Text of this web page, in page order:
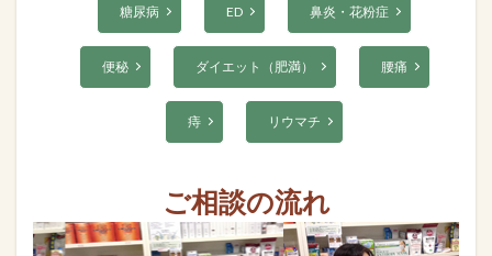
糖尿病 ED 鼻炎・花粉症
便秘 ダイエット（肥満） 腰痛
痔 リウマチ
ご相談の流れ